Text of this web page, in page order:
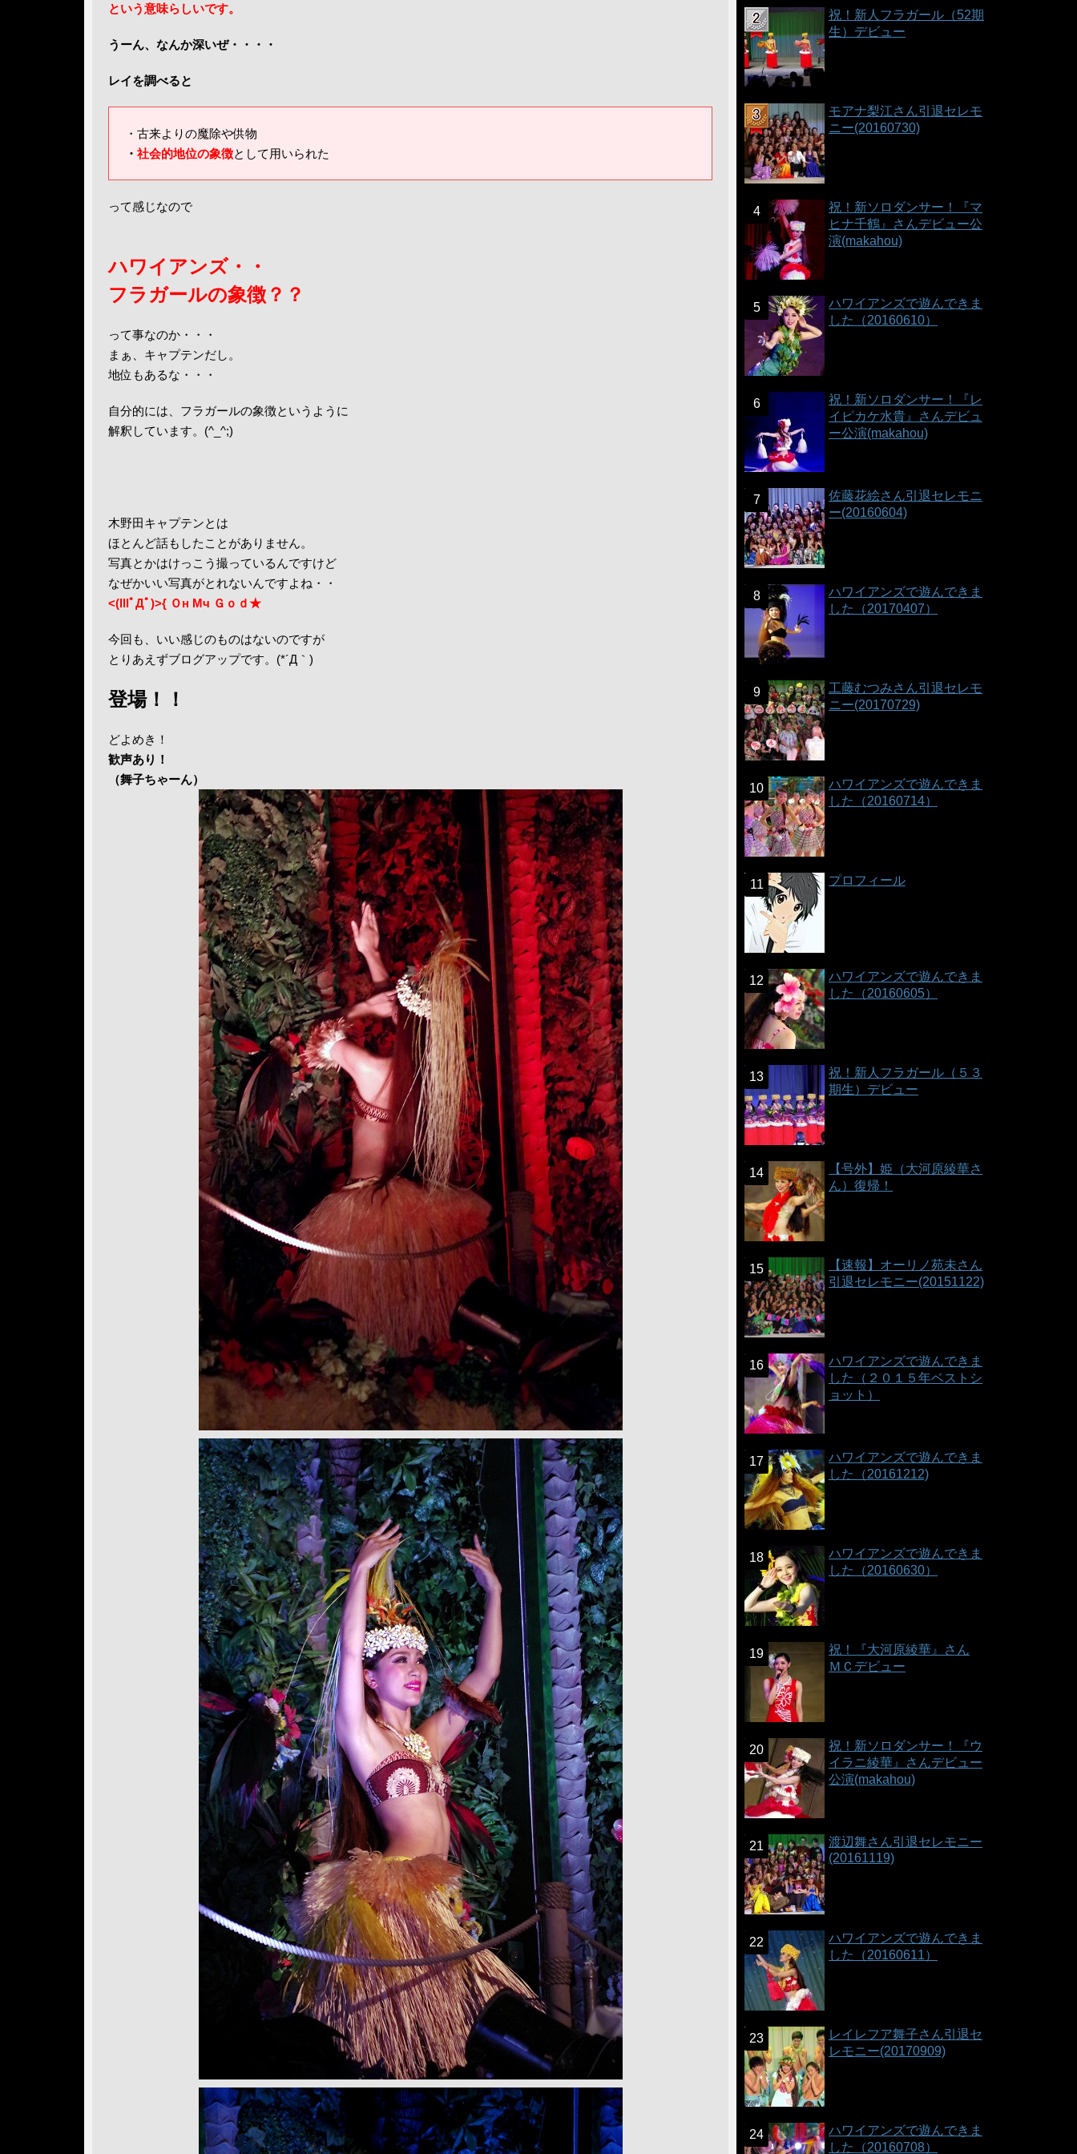
という意味らしいです。
うーん、なんか深いぜ・・・・
レイを調べると
・古来よりの魔除や供物
・ 社会的地位の象徴として用いられた
って感じなので
ハワイアンズ・・
フラガールの象徴？？
って事なのか・・・
まぁ、キャプテンだし。
地位もあるな・・・
自分的には、フラガールの象徴というように
解釈しています。(^_^;)
木野田キャプテンとは
ほとんど話もしたことがありません。
写真とかはけっこう撮っているんですけど
なぜかいい写真がとれないんですよね・・
<(lllﾟДﾟ)>{ Ｏн Мч Ｇｏｄ★
今回も、いい感じのものはないのですが
とりあえずブログアップです。(*´Д｀)
登場！！
どよめき！
歓声あり！
（舞子ちゃーん）
祝！新人フラガール（52期
生）デビュー
モアナ梨江さん引退セレモ
ニー(20160730)
祝！新ソロダンサー！『マ
ヒナ千鶴』さんデビュー公
演(makahou)
ハワイアンズで遊んできま
した（20160610）
祝！新ソロダンサー！『レ
イピカケ水貴』さんデビュ
ー公演(makahou)
佐藤花絵さん引退セレモニ
ー(20160604)
ハワイアンズで遊んできま
した（20170407）
工藤むつみさん引退セレモ
ニー(20170729)
ハワイアンズで遊んできま
した（20160714）
プロフィール
ハワイアンズで遊んできま
した（20160605）
祝！新人フラガール（５３
期生）デビュー
【号外】姫（大河原綾華さ
ん）復帰！
【速報】オーリノ苑未さん
引退セレモニー(20151122)
ハワイアンズで遊んできま
した（２０１５年ベストシ
ョット）
ハワイアンズで遊んできま
した（20161212)
ハワイアンズで遊んできま
した（20160630）
祝！『大河原綾華』さん
ＭＣデビュー
祝！新ソロダンサー！『ウ
イラニ綾華』さんデビュー
公演(makahou)
渡辺舞さん引退セレモニー
(20161119)
ハワイアンズで遊んできま
した（20160611）
レイレフア舞子さん引退セ
レモニー(20170909)
ハワイアンズで遊んできま
した（20160708）